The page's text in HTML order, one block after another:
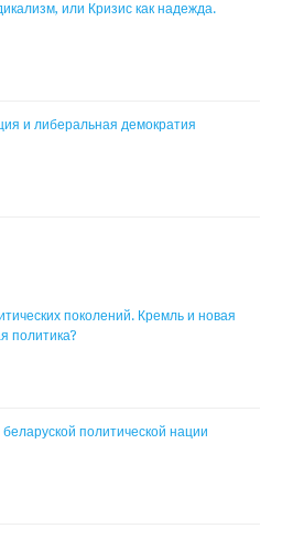
или Кризис как надежда.
и либеральная демократия
поколений. Кремль и новая
политика?
политической нации